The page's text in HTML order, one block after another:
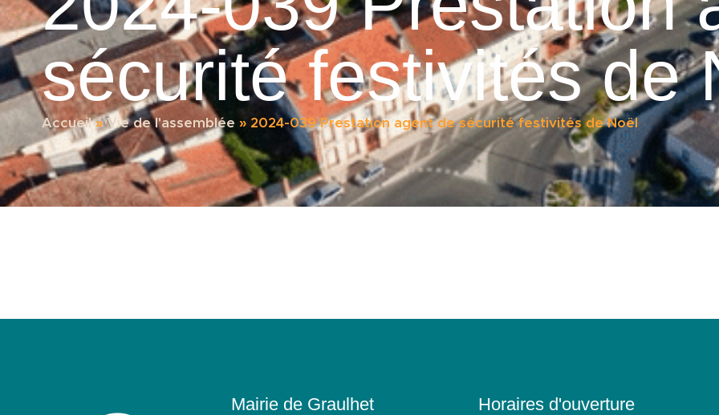
sécurité festivités de
Accueil»Vie de l'assemblée » 2024-039 Prestation agent de sécurité festivités de Noël
Mairie de Graulhet Horaires d'ouverture